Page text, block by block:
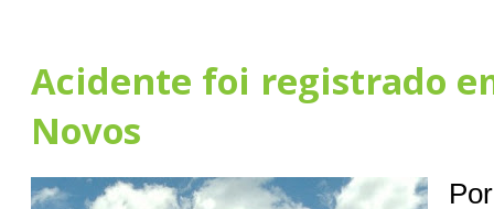
Acidente foi registrado
Novos